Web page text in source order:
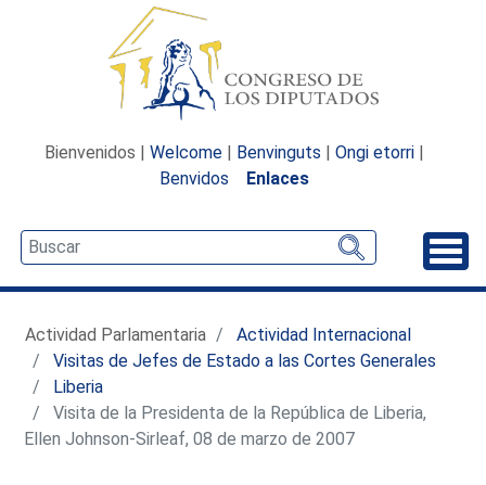
Bienvenidos | Welcome | Benvinguts | Ongi etorri |
Benvidos
Enlaces
Actividad Parlamentaria
Actividad Internacional
Visitas de Jefes de Estado a las Cortes Generales
Liberia
Visita de la Presidenta de la República de Liberia,
Ellen Johnson-Sirleaf, 08 de marzo de 2007